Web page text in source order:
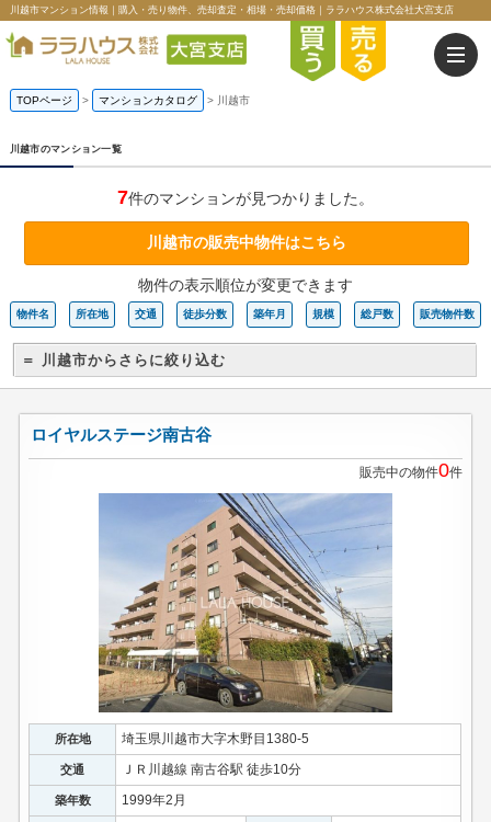
川越市マンション情報｜購入・売り物件、売却査定・相場・売却価格｜ララハウス株式会社大宮支店
TOPページ > マンションカタログ > 川越市
川越市のマンション一覧
7件のマンションが見つかりました。
川越市の販売中物件はこちら
物件の表示順位が変更できます
物件名 所在地 交通 徒歩分数 築年月 規模 総戸数 販売物件数
＝ 川越市からさらに絞り込む
ロイヤルステージ南古谷
販売中の物件0件
所在地 埼玉県川越市大字木野目1380-5
交通 ＪＲ川越線 南古谷駅 徒歩10分
築年数 1999年2月